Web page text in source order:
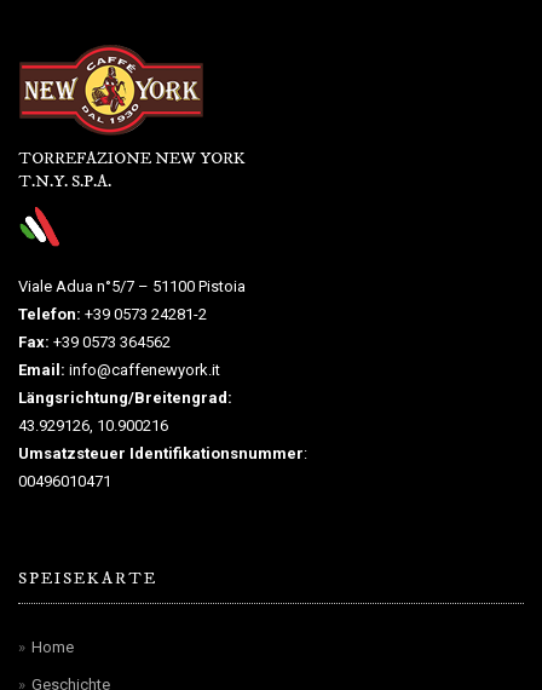
TORREFAZIONE NEW YORK
T.N.Y. S.P.A.
Viale Adua n°5/7 – 51100 Pistoia
Telefon: +39 0573 24281-2
Fax: +39 0573 364562
Email: info@caffenewyork.it
Längsrichtung/Breitengrad:
43.929126, 10.900216
Umsatzsteuer Identifikationsnummer:
00496010471
SPEISEKARTE
Home
Geschichte